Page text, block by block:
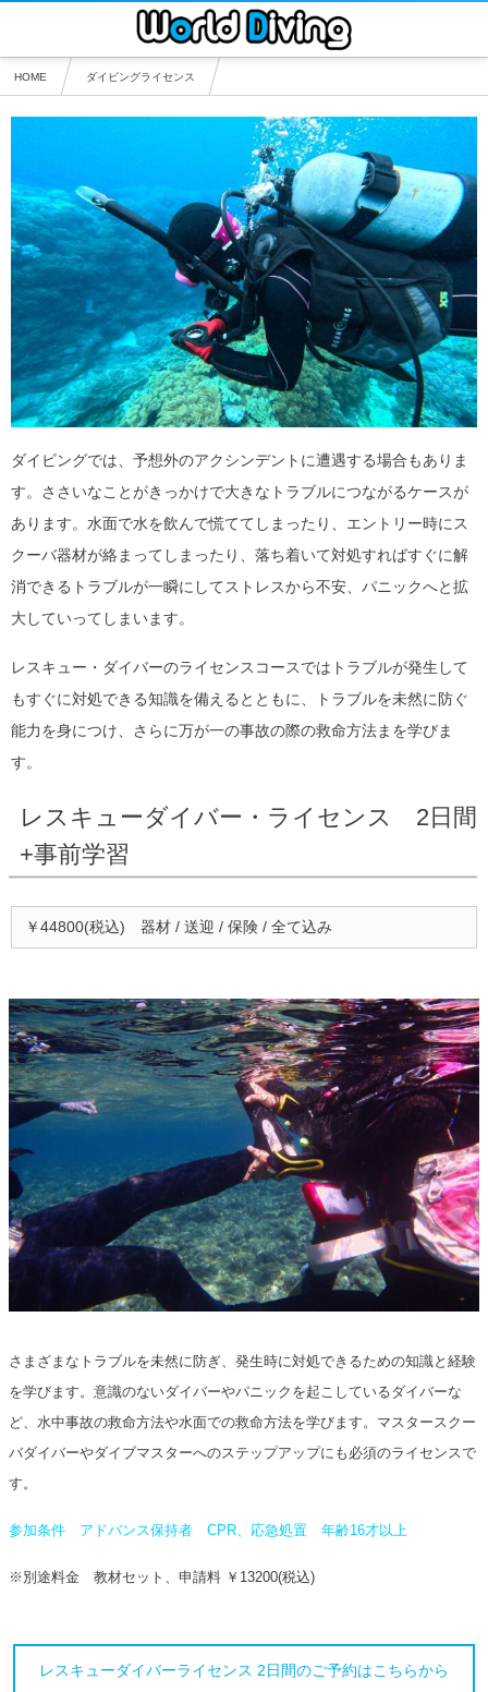
HOME ダイビングライセンス
沖縄 レスキューダイバー 最短2日間 | ダイビングライセンス
ダイビングでは、予想外のアクシンデントに遭遇する場合もありま
す。ささいなことがきっかけで大きなトラブルにつながるケースが
あります。水面で水を飲んで慌ててしまったり、エントリー時にス
クーバ器材が絡まってしまったり、落ち着いて対処すればすぐに解
消できるトラブルが一瞬にしてストレスから不安、パニックへと拡
大していってしまいます。
レスキュー・ダイバーのライセンスコースではトラブルが発生して
もすぐに対処できる知識を備えるとともに、トラブルを未然に防ぐ
能力を身につけ、さらに万が一の事故の際の救命方法まを学びま
す。
レスキューダイバー・ライセンス 2日間
+事前学習
￥44800(税込) 器材 / 送迎 / 保険 / 全て込み
さまざまなトラブルを未然に防ぎ、発生時に対処できるための知識と経験
を学びます。意識のないダイバーやパニックを起こしているダイバーな
ど、水中事故の救命方法や水面での救命方法を学びます。マスタースクー
バダイバーやダイブマスターへのステップアップにも必須のライセンスで
す。
参加条件 アドバンス保持者 CPR、応急処置 年齢16才以上
※別途料金 教材セット、申請料 ￥13200(税込)
レスキューダイバーライセンス 2日間のご予約はこちらから